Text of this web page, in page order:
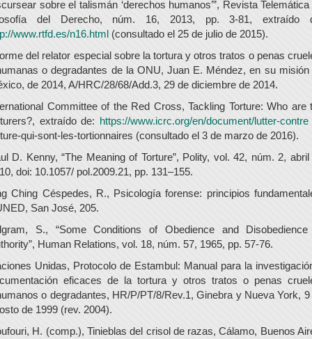
sobre el talismán ‘derechos humanos’”, Revista Telemática
del Derecho, núm. 16, 2013, pp. 3-81, extraído
www.rtfd.es/n16.html (consultado el 25 de julio de 2015).
del relator especial sobre la tortura y otros tratos o penas
o degradantes de la ONU, Juan E. Méndez, en su misión
de 2014, A/HRC/28/68/Add.3, 29 de diciembre de 2014.
Committee of the Red Cross, Tackling Torture: Who are
extraído de: https://www.icrc.org/en/document/lutter-contre
qui-sont-les-tortionnaires (consultado el 3 de marzo de 2016).
D. Kenny, “The Meaning of Torture”, Polity, vol. 42, núm. 2, abril
doi: 10.1057/ pol.2009.21, pp. 131–155.
Ching Céspedes, R., Psicología forense: principios
San José, 205.
S., “Some Conditions of Obedience and
Human Relations, vol. 18, núm. 57, 1965, pp. 57-76.
Unidas, Protocolo de Estambul: Manual para la
eficaces de la tortura y otros tratos o penas
o degradantes, HR/P/PT/8/Rev.1, Ginebra y Nueva York, 9
de 1999 (rev. 2004).
H. (comp.), Tinieblas del crisol de razas, Cálamo, Buenos